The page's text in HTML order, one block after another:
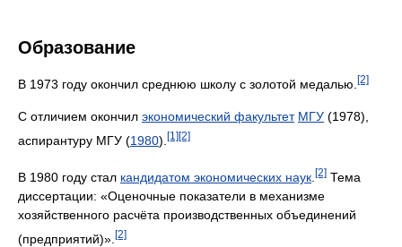
Образование
В 1973 году окончил среднюю школу с золотой медалью. [2]
С отличием окончил экономический факультет МГУ (1978),
аспирантуру МГУ (1980). [1][2]
В 1980 году стал кандидатом экономических наук [2] Тема
диссертации: «Оценочные показатели в механизме
хозяйственного расчёта производственных объединений
(предприятий)». [2]